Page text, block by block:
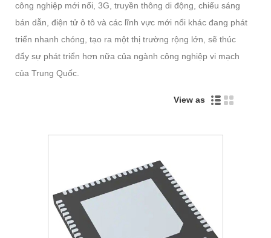
công nghiệp mới nổi, 3G, truyền thông di động, chiếu sáng
bán dẫn, điện tử ô tô và các lĩnh vực mới nổi khác đang phát
triển nhanh chóng, tạo ra một thị trường rộng lớn, sẽ thúc
đẩy sự phát triển hơn nữa của ngành công nghiệp vi mạch
của Trung Quốc.
View as